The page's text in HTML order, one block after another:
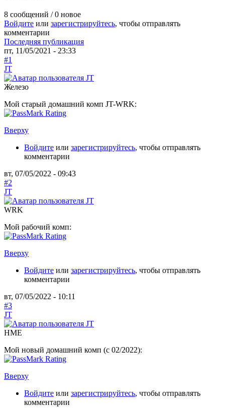
8 сообщений / 0 новое
Войдите или зарегистрируйтесь, чтобы отправлять
комментарии
Последняя публикация
пт, 11/05/2021 - 23:33
#1
JT
Железо
Мой старый домашний комп JT-WRK:
Вверху
Войдите или зарегистрируйтесь, чтобы отправлять
комментарии
вт, 07/05/2022 - 09:43
#2
JT
WRK
Мой рабочий комп:
Вверху
Войдите или зарегистрируйтесь, чтобы отправлять
комментарии
вт, 07/05/2022 - 10:11
#3
JT
HME
Мой новый домашний комп (с 02/2022):
Вверху
Войдите или зарегистрируйтесь, чтобы отправлять
комментарии